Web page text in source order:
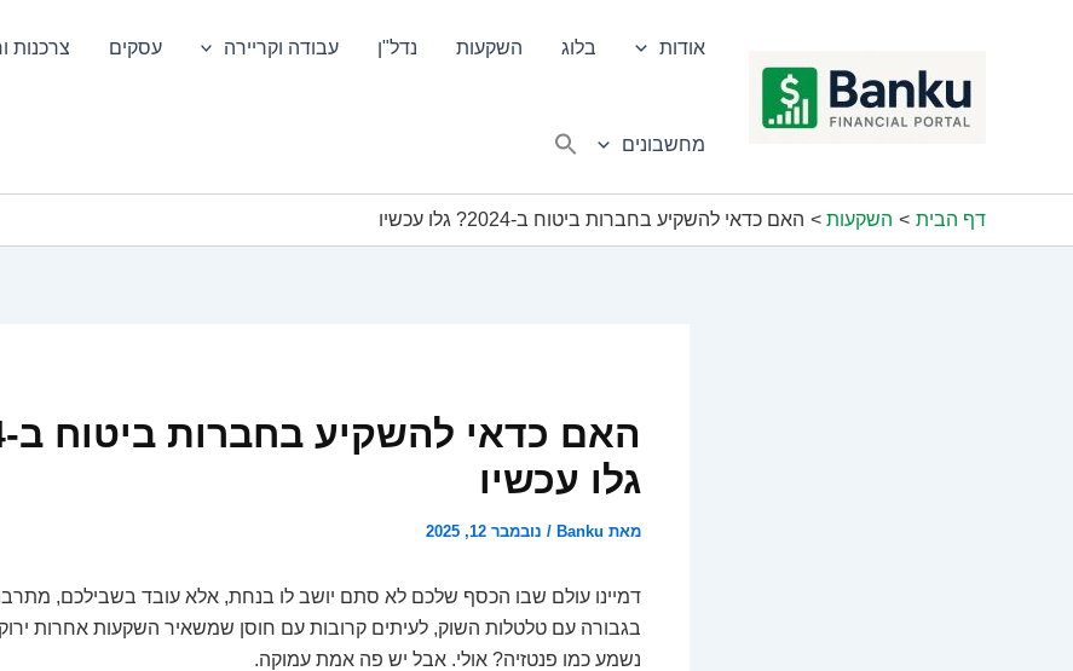
אודות בלוג השקעות נדל"ן עבודה וקריירה עסקים צרכנות
מחשבונים
דף הבית השקעות האם כדאי להשקיע בחברות ביטוח ב-2024? גלו עכשיו
גלו עכשיו
מאת Banku
/ נובמבר 12, 2025
דמיינו עולם שבו הכסף שלכם לא סתם יושב לו בנחת, אלא עובד בשבילכם,
בגבורה עם טלטלות השוק, לעיתים קרובות עם חוסן שמשאיר השקעות אחרות
נשמע כמו פנטזיה? אולי. אבל יש פה אמת עמוקה.